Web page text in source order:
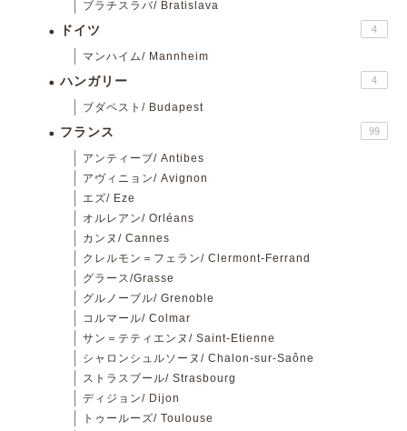
ブラチスラバ/ Bratislava
ドイツ 4
マンハイム/ Mannheim
ハンガリー 4
ブダペスト/ Budapest
フランス 99
アンティーブ/ Antibes
アヴィニョン/ Avignon
エズ/ Eze
オルレアン/ Orléans
カンヌ/ Cannes
クレルモン＝フェラン/ Clermont-Ferrand
グラース/Grasse
グルノーブル/ Grenoble
コルマール/ Colmar
サン＝テティエンヌ/ Saint-Etienne
シャロンシュルソーヌ/ Chalon-sur-Saône
ストラスブール/ Strasbourg
ディジョン/ Dijon
トゥールーズ/ Toulouse